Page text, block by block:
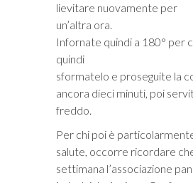
lievitare nuovamente per
un’altra ora.
Infornate quindi a 180° per
quindi
sformatelo e proseguite la
ancora dieci minuti, poi
freddo.
Per chi poi è
salute, occorre ricordare
settimana l’associazione